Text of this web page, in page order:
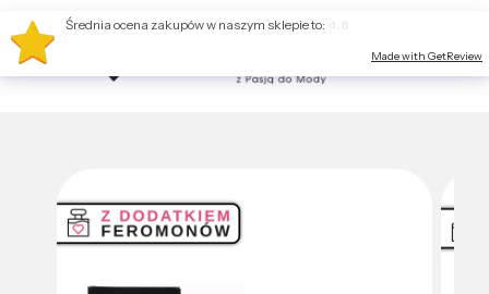
Średnia ocena zakupów w naszym sklepie to:
Made with GetReview